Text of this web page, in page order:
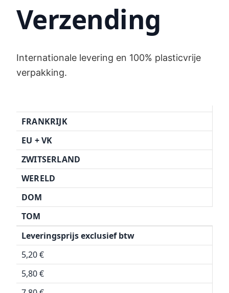
Verzending
Internationale levering en 100% plasticvrije
verpakking.
FRANKRIJK
EU + VK
ZWITSERLAND
WERELD
DOM
TOM
Leveringsprijs exclusief btw
5,20 €
5,80 €